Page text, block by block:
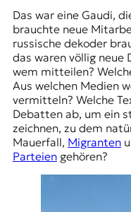
o
p
a
.
Das war eine Gaudi,
brauchte neue
russische dekoder
das waren völlig neue
wem mitteilen?
Aus welchen Medien
vermitteln? Welche
Debatten ab, um ein
zeichnen, zu dem
Mauerfall, Migranten
Parteiengehören?